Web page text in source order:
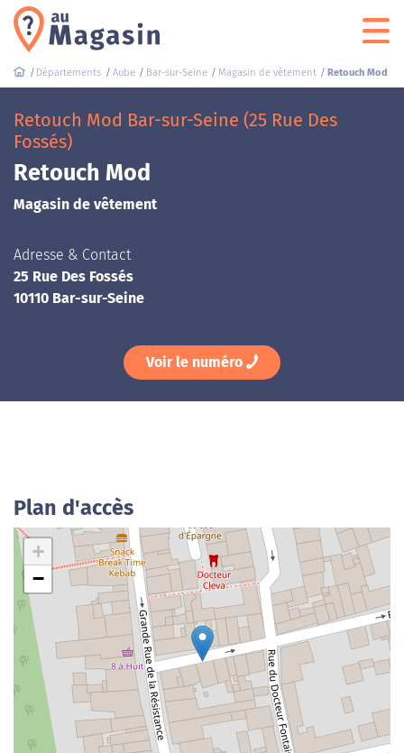
Départements Aube Bar-sur-Seine Magasin de vêtement Retouch Mod
Retouch Mod Bar-sur-Seine (25 Rue Des
Fossés)
Retouch Mod
Magasin de vêtement
Adresse & Contact
25 Rue Des Fossés
10110 Bar-sur-Seine
Voir le numéro
Plan d'accès
+
−